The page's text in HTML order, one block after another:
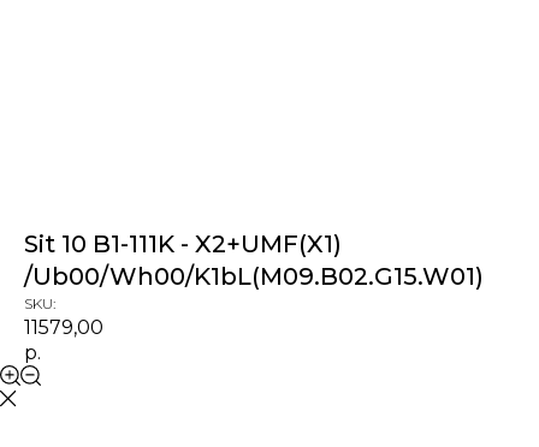
Sit 10 B1-111K - X2+UMF(X1)
/Ub00/Wh00/K1bL(M09.B02.G15.W01)
SKU:
11579,00
р.